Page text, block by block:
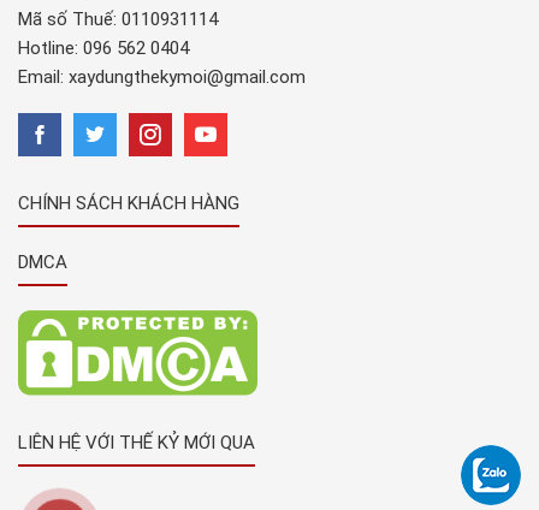
Mã số Thuế: 0110931114
Hotline: 096 562 0404
Email: xaydungthekymoi@gmail.com
CHÍNH SÁCH KHÁCH HÀNG
DMCA
LIÊN HỆ VỚI THẾ KỶ MỚI QUA